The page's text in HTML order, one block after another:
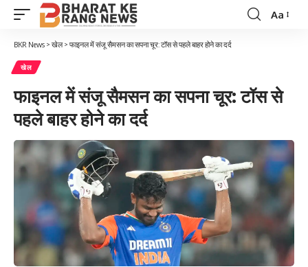
Font
Aa
BKR News > खेल> फाइनल में संजू सैमसन का सपना चूर: टॉस से पहले बाहर होने का दर्द
खेल
फाइनल में संजू सैमसन का सपना चूर: टॉस से
पहले बाहर होने का दर्द